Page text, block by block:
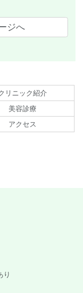
ジへ
リニック紹介
美容診療
アクセス
り